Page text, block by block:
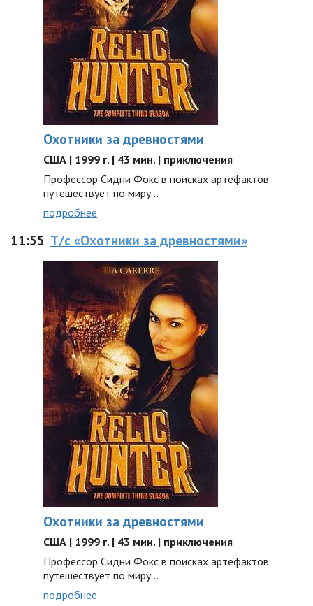
Охотники за древностями
США | 1999 г. | 43 мин. | приключения
Профессор Сидни Фокс в поисках артефактов
путешествует по миру...
подробнее
11:55 Т/с «Охотники за древностями»
Охотники за древностями
США | 1999 г. | 43 мин. | приключения
Профессор Сидни Фокс в поисках артефактов
путешествует по миру...
подробнее